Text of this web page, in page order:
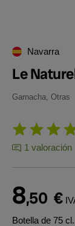
Navarra
Le
Garnacha, Otras
1 valoración
8,50 €
Botella de 75 cl.